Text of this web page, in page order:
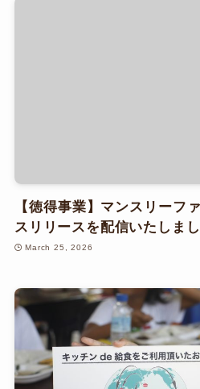
【徳得事業】マンスリーフ
スリリースを配信いたしまし
March 25, 2026